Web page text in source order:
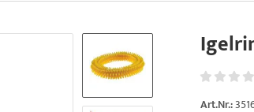
Art.Nr.: